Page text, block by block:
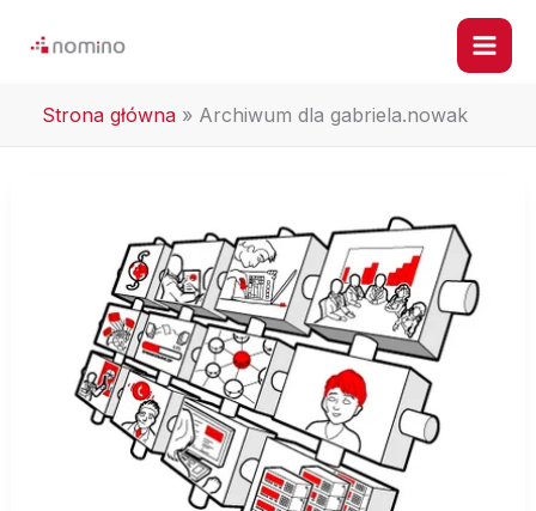
Strona główna » Archiwum dla gabriela.nowak
Podsumowanie